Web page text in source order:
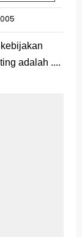
adalah ....